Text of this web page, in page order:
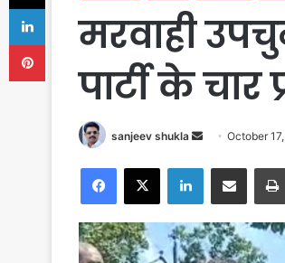
मरवाही
पार्टी के
sanjeev shukla
Send
email
October
Facebook
X LinkedInShare via Email
LinkedIn
Pinterest